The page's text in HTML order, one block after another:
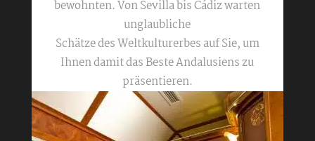
bewohnten. Von Sevilla bis Cádiz warten
unglaubliche
Schätze des Weltkulturerbes auf Sie, um
Ihnen damit das Beste Andalusiens zu
präsentieren.